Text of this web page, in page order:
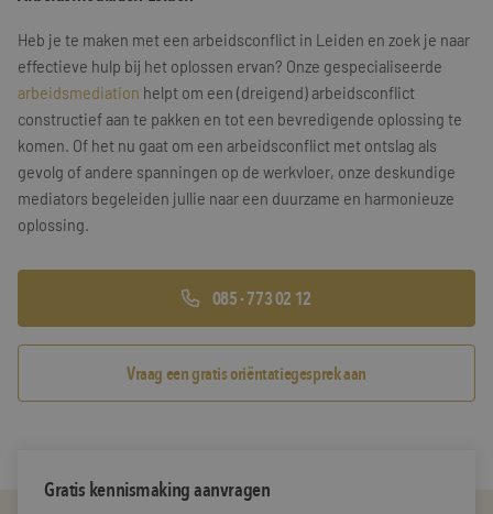
Training & Leiderschap
Referenties
Blogs
Gratis folder
Contact
Heb je te maken met een arbeidsconflict in Leiden en zoek je naar
effectieve hulp bij het oplossen ervan? Onze gespecialiseerde
arbeidsmediation helpt om een (dreigend) arbeidsconflict
constructief aan te pakken en tot een bevredigende oplossing te
komen. Of het nu gaat om een arbeidsconflict met ontslag als
gevolg of andere spanningen op de werkvloer, onze deskundige
mediators begeleiden jullie naar een duurzame en harmonieuze
oplossing.
085 - 773 02 12
Vraag een gratis oriëntatiegesprek aan
Gratis kennismaking aanvragen